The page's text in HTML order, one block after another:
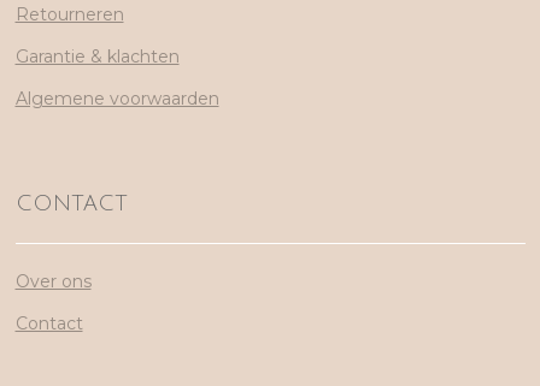
Retourneren
Garantie & klachten
Algemene voorwaarden
CONTACT
Over ons
Contact